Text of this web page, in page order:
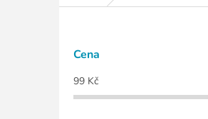
P
Cena
99 Kč